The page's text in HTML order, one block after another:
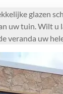
glazen
uw tuin. Wilt u
veranda uw